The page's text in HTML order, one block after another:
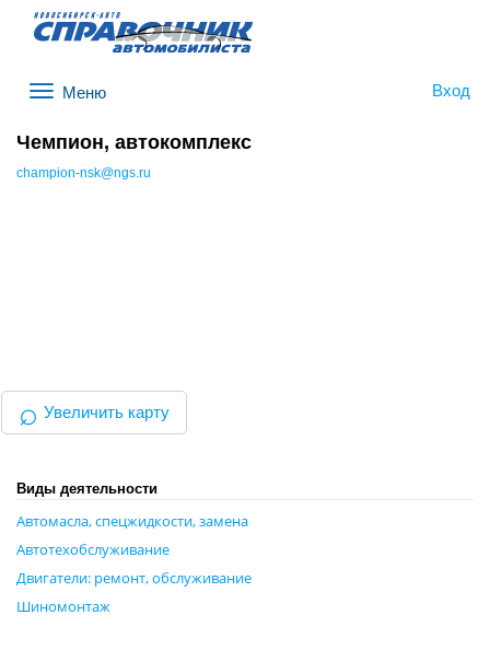
Вход
Чемпион, автокомплекс
champion-nsk@ngs.ru
⌕ Увеличить карту
Виды деятельности
Автомасла, спецжидкости, замена
Автотехобслуживание
Двигатели: ремонт, обслуживание
Шиномонтаж